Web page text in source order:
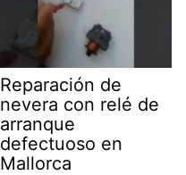
Reparación de
nevera con relé de
arranque
defectuoso en
Mallorca